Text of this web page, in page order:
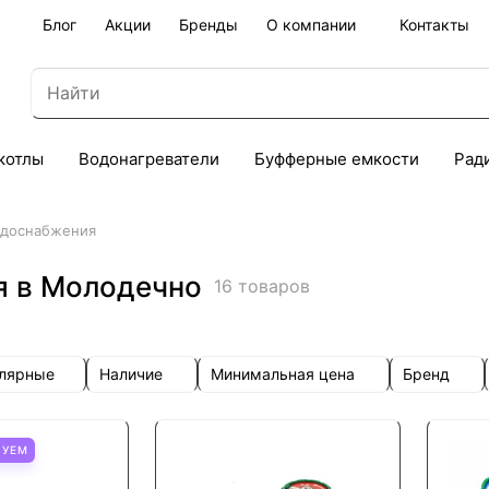
Блог Акции Бренды О компании Контакты
Водонагреватели Буфферные емкости
в Молодечно 16 товаров
Наличие Минимальная цена Бренд